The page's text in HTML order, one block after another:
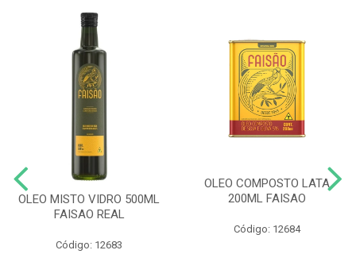
OLEO MISTO VIDRO 500ML
FAISAO REAL
Código: 12683
OLEO COMPOSTO LATA
200ML FAISAO
Código: 12684